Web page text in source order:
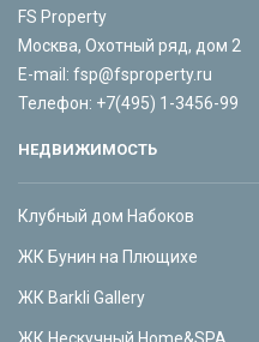
FS Property
Москва, Охотный ряд, дом 2
E-mail: fsp@fsproperty.ru
Телефон: +7(495) 1-3456-99
НЕДВИЖИМОСТЬ
Клубный дом Набоков
ЖК Бунин на Плющихе
ЖК Barkli Gallery